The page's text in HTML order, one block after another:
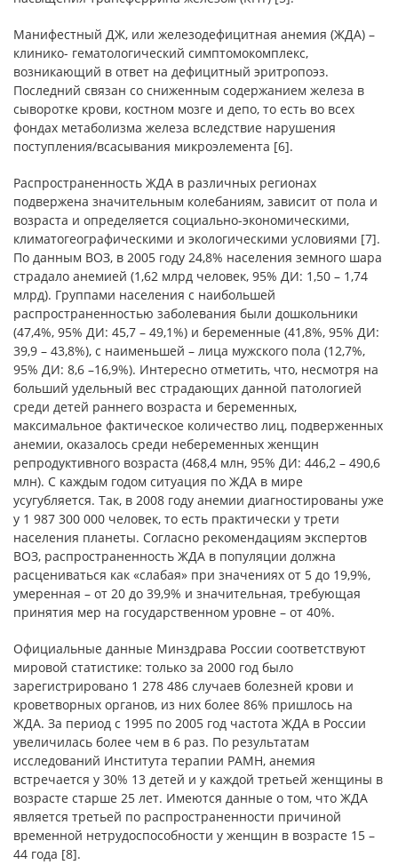
Манифестный ДЖ, или железодефицитная анемия (ЖДА) –
клинико- гематологический симптомокомплекс,
возникающий в ответ на дефицитный эритропоэз.
Последний связан со сниженным содержанием железа в
сыворотке крови, костном мозге и депо, то есть во всех
фондах метаболизма железа вследствие нарушения
поступления/всасывания микроэлемента [6].
Распространенность ЖДА в различных регионах
подвержена значительным колебаниям, зависит от пола и
возраста и определяется социально-экономическими,
климатогеографическими и экологическими условиями [7].
По данным ВОЗ, в 2005 году 24,8% населения земного шара
страдало анемией (1,62 млрд человек, 95% ДИ: 1,50 – 1,74
млрд). Группами населения с наибольшей
распространенностью заболевания были дошкольники
(47,4%, 95% ДИ: 45,7 – 49,1%) и беременные (41,8%, 95% ДИ:
39,9 – 43,8%), с наименьшей – лица мужского пола (12,7%,
95% ДИ: 8,6 –16,9%). Интересно отметить, что, несмотря на
больший удельный вес страдающих данной патологией
среди детей раннего возраста и беременных,
максимальное фактическое количество лиц, подверженных
анемии, оказалось среди небеременных женщин
репродуктивного возраста (468,4 млн, 95% ДИ: 446,2 – 490,6
млн). С каждым годом ситуация по ЖДА в мире
усугубляется. Так, в 2008 году анемии диагностированы уже
у 1 987 300 000 человек, то есть практически у трети
населения планеты. Согласно рекомендациям экспертов
ВОЗ, распространенность ЖДА в популяции должна
расцениваться как «слабая» при значениях от 5 до 19,9%,
умеренная – от 20 до 39,9% и значительная, требующая
принятия мер на государственном уровне – от 40%.
Официальные данные Минздрава России соответствуют
мировой статистике: только за 2000 год было
зарегистрировано 1 278 486 случаев болезней крови и
кроветворных органов, из них более 86% пришлось на
ЖДА. За период с 1995 по 2005 год частота ЖДА в России
увеличилась более чем в 6 раз. По результатам
исследований Института терапии РАМН, анемия
встречается у 30% 13 детей и у каждой третьей женщины в
возрасте старше 25 лет. Имеются данные о том, что ЖДА
является третьей по распространенности причиной
временной нетрудоспособности у женщин в возрасте 15 –
44 года [8].